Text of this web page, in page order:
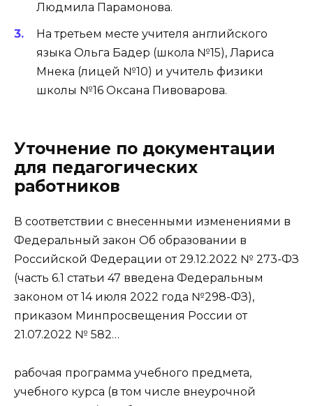
Людмила Парамонова.
На третьем месте учителя английского
языка Ольга Бадер (школа №15), Лариса
Мнека (лицей №10) и учитель физики
школы №16 Оксана Пивоварова.
Уточнение по документации
для педагогических
работников
В соответствии с внесенными изменениями в
Федеральный закон Об образовании в
Российской Федерации от 29.12.2022 № 273-ФЗ
(часть 6.1 статьи 47 введена Федеральным
законом от 14 июля 2022 года №298-ФЗ),
приказом Минпросвещения России от
21.07.2022 № 582…
рабочая программа учебного предмета,
учебного курса (в том числе внеурочной